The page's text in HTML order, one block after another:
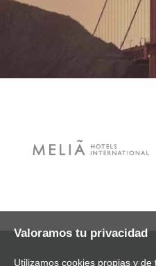
Visítanos en:
Valoramos tu privacidad
Utilizamos cookies propias y